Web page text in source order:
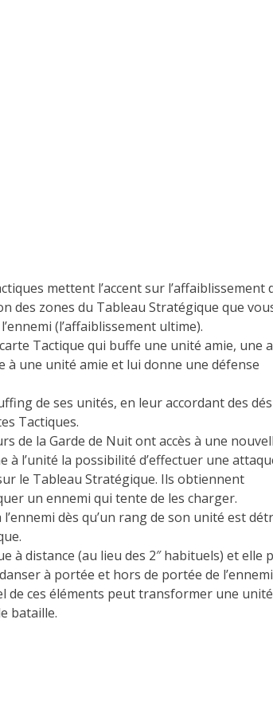
mettent l’accent sur l’affaiblissement
des zones du Tableau Stratégique que
(l’affaiblissement ultime).
Tactique qui buffe une unité amie, une
à une unité amie et lui donne une défense
de ses unités, en leur accordant des dés
Tactiques.
de la Garde de Nuit ont accès à une
l’unité la possibilité d’effectuer une
le Tableau Stratégique. Ils obtiennent
un ennemi qui tente de les charger.
dès qu’un rang de son unité est
à distance (au lieu des 2″ habituels) et elle
à portée et hors de portée de l’ennemi
de ces éléments peut transformer une unité
bataille.